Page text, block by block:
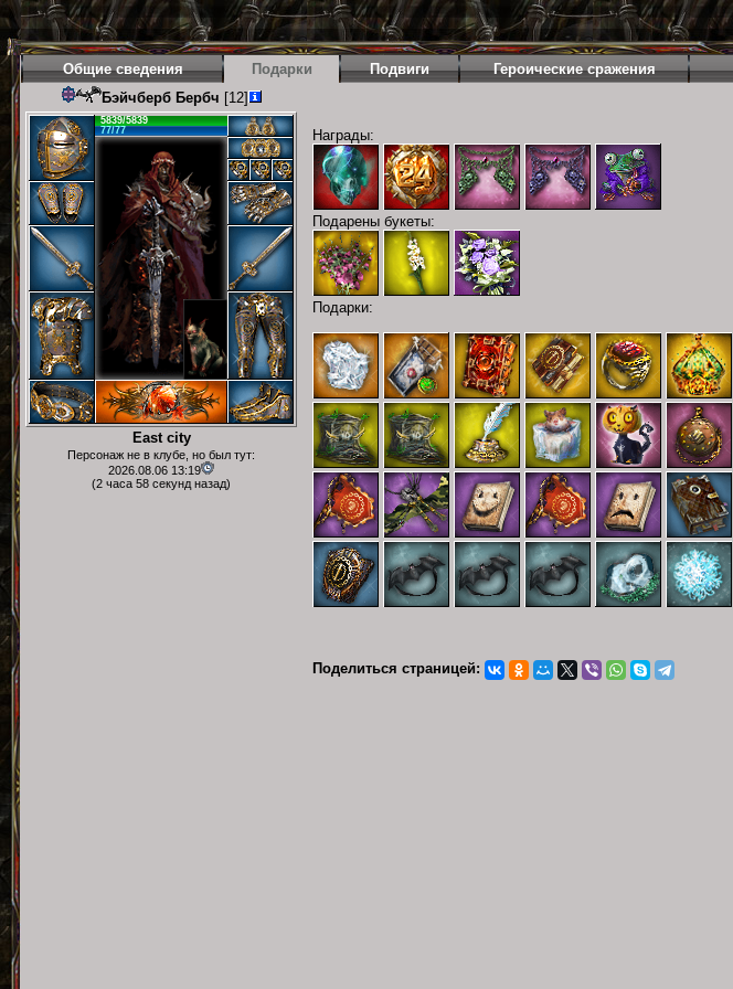
Общие сведения Подарки Подвиги
Героические сражения
Бэйчберб Бербч [12]
5839/5839
77/77
East city
Персонаж не в клубе, но был тут:
2026.08.06 13:19
(2 часа 58 секунд назад)
Награды:
Подарены букеты:
Подарки:
Поделиться страницей: